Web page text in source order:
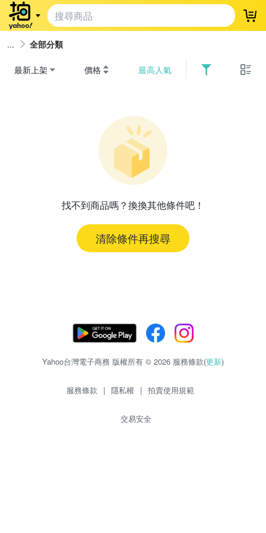
登
全部分類
最新上架 價格 最高人氣
找不到商品嗎？換換其他條件吧！
清除條件再搜尋
Yahoo台灣電子商務 版權所有 © 2026 服務條款(更新)
服務條款 | 隱私權 | 拍賣使用規範
交易安全